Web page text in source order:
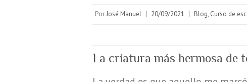
PorJosé Manuel | 20/09/2021 | Blog, Curso de
La criatura más hermosa de